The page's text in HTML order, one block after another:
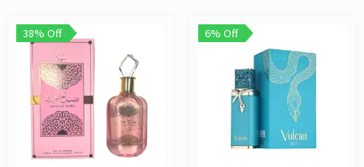
38% Off 6% Off